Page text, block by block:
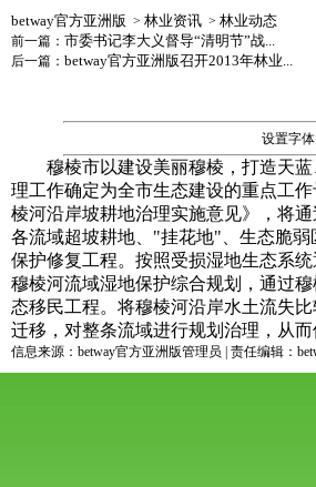
betway官方亚洲版 > 林业资讯 > 林业动态
前一篇： 市委书记李大义督导“清明节”战...
后一篇： betway官方亚洲版召开2013年林业...
设置字
穆棱市以建设美丽穆棱，打造天蓝
理工作确定为全市生态建设的重点工
棱河沿岸坡耕地治理实施意见》，将
各流域超坡耕地、"挂花地"、生态脆
保护修复工程。按照受损湿地生态系
穆棱河流域湿地保护综合规划，通过
态移民工程。将穆棱河沿岸水土流失
迁移，对整条流域进行规划治理，从
信息来源：betway官方亚洲版管理员 | 责任编辑：